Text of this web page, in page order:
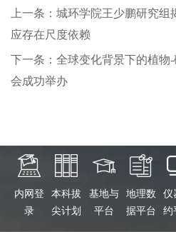
上一条：城环学院王少鹏研究
应存在尺度依赖
下一条：全球变化背景下的植物
会成功举办
内网登
录
本科拔
尖计划
基地与
平台
地理数
据平台
仪
约